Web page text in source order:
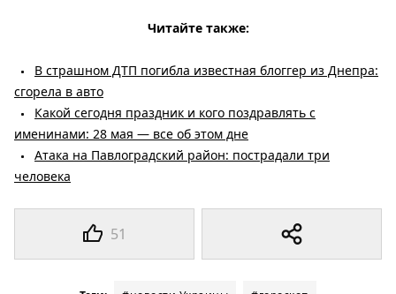
51
Читайте также:
В страшном ДТП погибла известная блоггер из Днепра:
сгорела в авто
Какой сегодня праздник и кого поздравлять с
именинами: 28 мая — все об этом дне
Атака на Павлоградский район: пострадали три
человека